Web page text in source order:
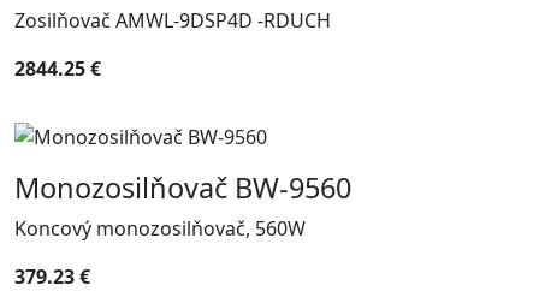
Zosilňovač AMWL-9DSP4D -RDUCH
2844.25 €
Monozosilňovač BW-9560
Koncový monozosilňovač, 560W
379.23 €